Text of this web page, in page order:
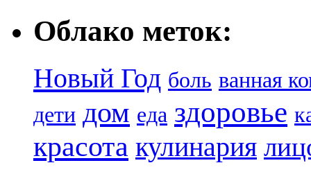
Облако меток:
Новый Год боль ванная
дети дом еда здоровье
красота кулинария